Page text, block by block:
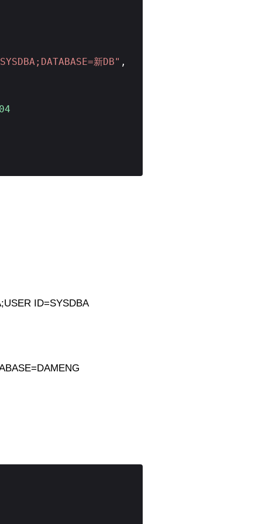
新DB" ,
ID=SYSDBA